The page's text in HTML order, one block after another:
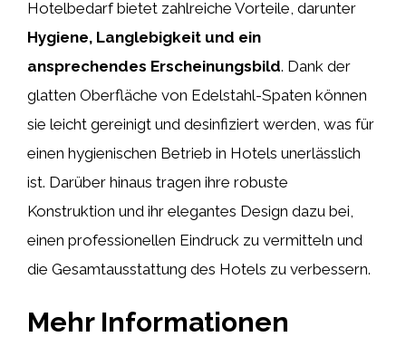
Hotelbedarf bietet zahlreiche Vorteile, darunter
Hygiene, Langlebigkeit und ein
ansprechendes Erscheinungsbild. Dank der
glatten Oberfläche von Edelstahl-Spaten können
sie leicht gereinigt und desinfiziert werden, was für
einen hygienischen Betrieb in Hotels unerlässlich
ist. Darüber hinaus tragen ihre robuste
Konstruktion und ihr elegantes Design dazu bei,
einen professionellen Eindruck zu vermitteln und
die Gesamtausstattung des Hotels zu verbessern.
Mehr Informationen